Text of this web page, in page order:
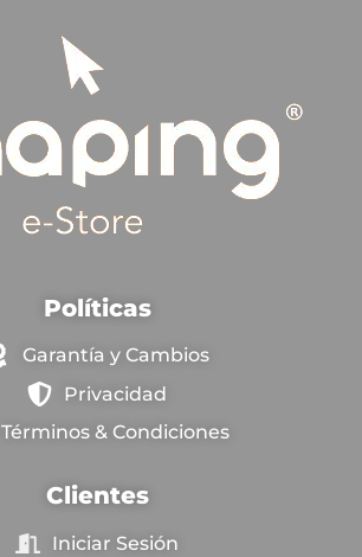
Políticas
Garantía y Cambios
Privacidad
Términos & Condiciones
Clientes
Iniciar Sesión